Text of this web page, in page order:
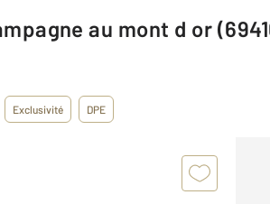
au mont d or
Exclusivité DPE